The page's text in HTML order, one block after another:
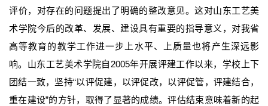
评价，对存在的问题提出了明确的整改意见。这对山东工艺美
术学院今后的改革、发展、建设具有重要的指导意义，对我省
高等教育的教学工作进一步上水平、上质量也将产生深远影
响。山东工艺美术学院自2005年开展评建工作以来，学校上下
团结一致，坚持“以评促建，以评促改，以评促管，评建结合，
重在建设”的方针，取得了显著的成绩。评估结束意味着新的起